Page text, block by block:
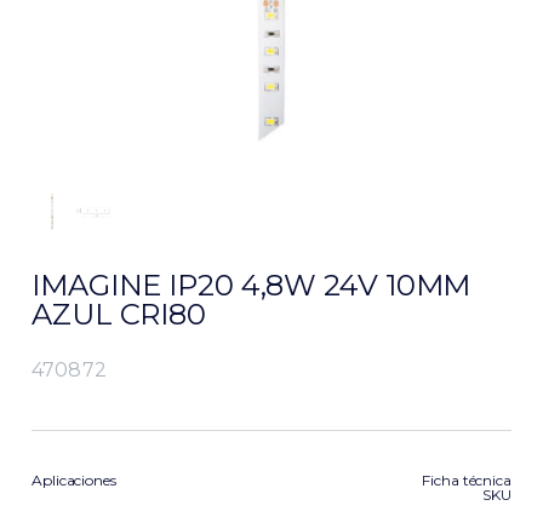
IMAGINE IP20 4,8W 24V 10MM
AZUL CRI80
470872
Aplicaciones
Ficha técnica
SKU